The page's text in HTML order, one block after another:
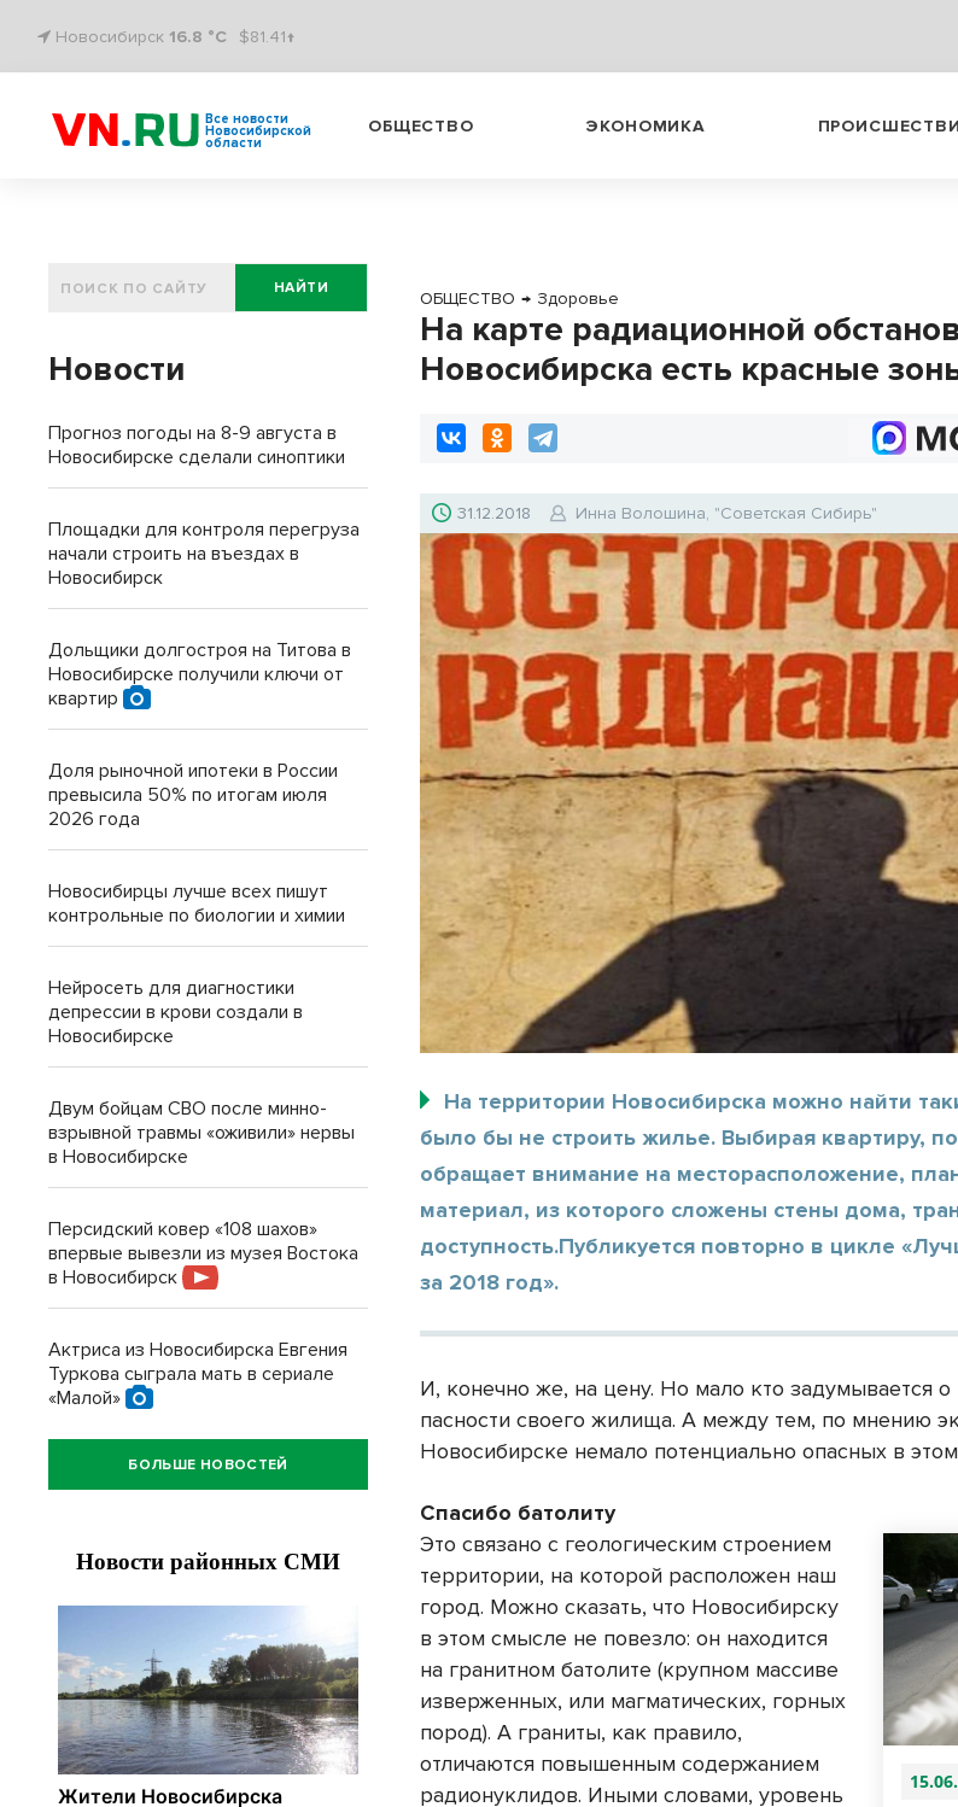
Новосибирск 16.8 °C $81.41↑
Все новости
Новосибирской
области
ОБЩЕСТВО ЭКОНОМИКА
ОБЩЕСТВО → Здоровье
На карте радиационной
Новосибирска есть красные
31.12.2018 Инна Волошина, "Советская Сибирь"
На территории Новосибирска можно найти
было бы не строить жилье. Выбирая квартиру,
обращает внимание на месторасположение,
материал, из которого сложены стены дома,
доступность.Публикуется повторно в цикле
за 2018 год».
И, конечно же, на цену. Но мало кто задумывается
пасности своего жилища. А между тем, по мнению
Новосибирске немало потенциально опасных в
Спасибо батолиту
Это связано с геологическим строением
территории, на которой расположен наш
город. Можно сказать, что Новосибирску
в этом смысле не повезло: он находится
на гранитном батолите (крупном массиве
изверженных, или магматических, горных
пород). А граниты, как правило,
отличаются повышенным содержанием
радионуклидов. Иными словами, уровень
НАЙТИ
Новости
Прогноз погоды на 8-9 августа в
Новосибирске сделали синоптики
Площадки для контроля перегруза
начали строить на въездах в
Новосибирск
Дольщики долгостроя на Титова в
Новосибирске получили ключи от
квартир
Доля рыночной ипотеки в России
превысила 50% по итогам июля
2026 года
Новосибирцы лучше всех пишут
контрольные по биологии и химии
Нейросеть для диагностики
депрессии в крови создали в
Новосибирске
Двум бойцам СВО после минно-
взрывной травмы «оживили» нервы
в Новосибирске
Персидский ковер «108 шахов»
впервые вывезли из музея Востока
в Новосибирск
Актриса из Новосибирска Евгения
Туркова сыграла мать в сериале
«Малой»
БОЛЬШЕ НОВОСТЕЙ